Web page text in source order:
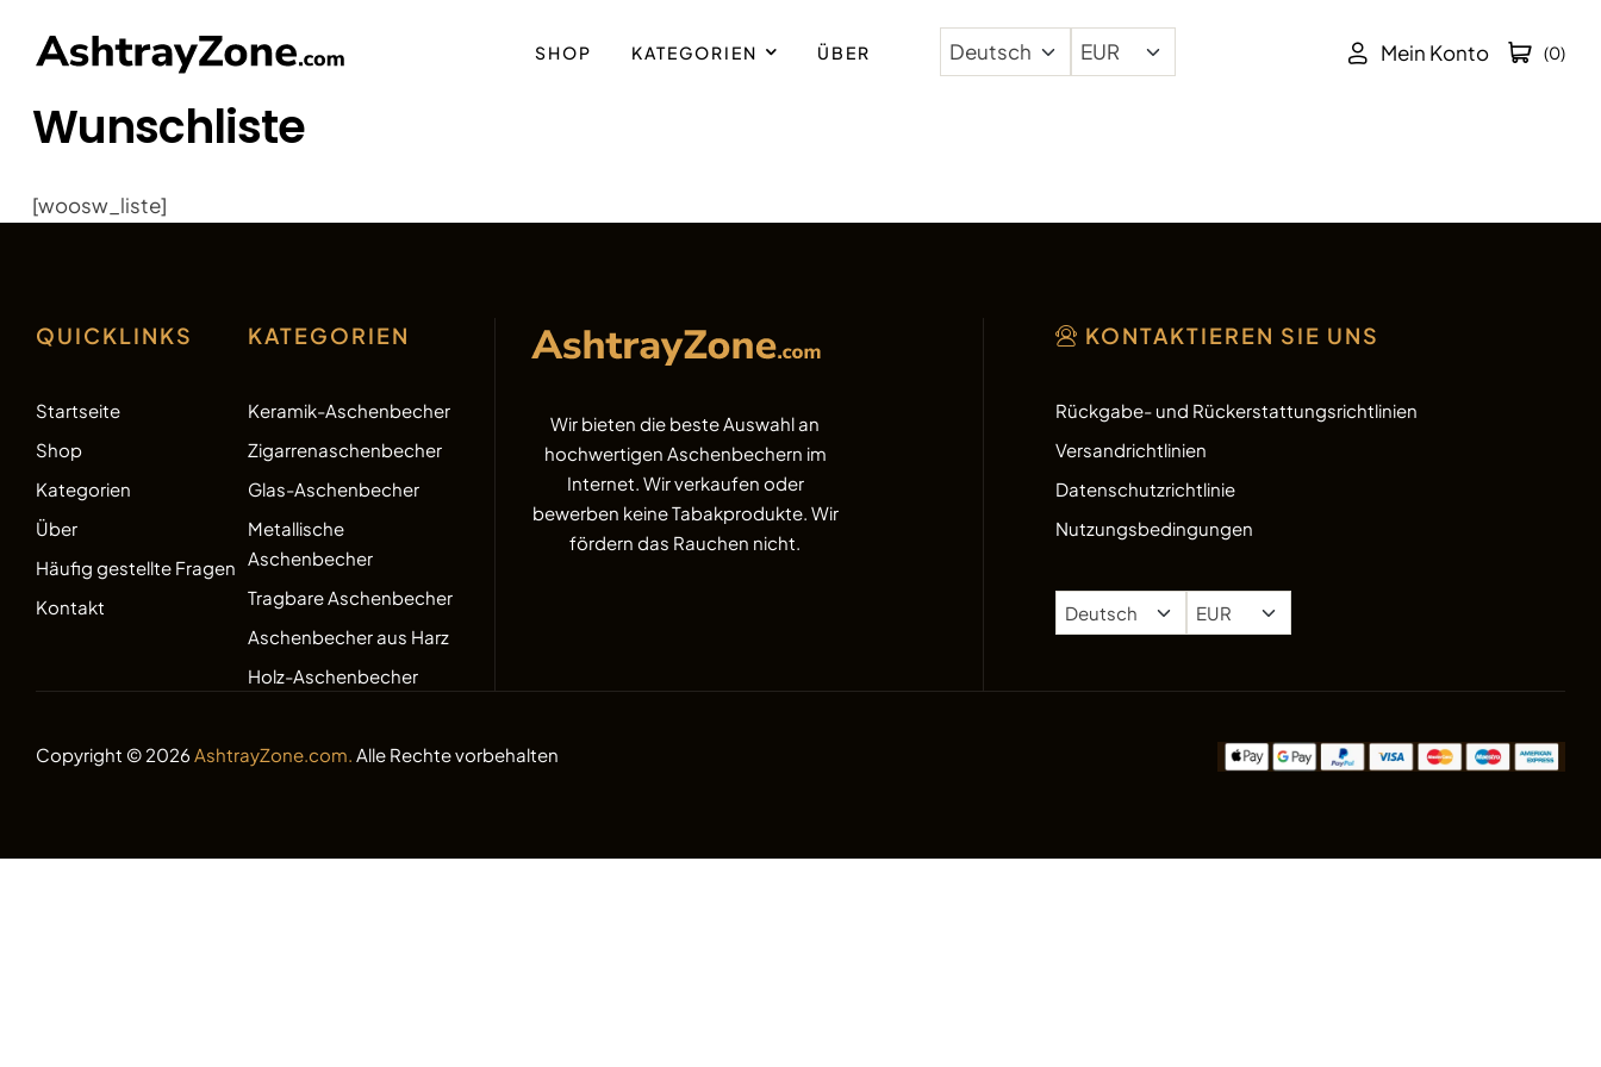
SHOP KATEGORIEN ÜBER Mein Konto (0)
Wunschliste
[woosw_liste]
QUICKLINKS
Startseite
Shop
Kategorien
Über
Häufig gestellte Fragen
Kontakt
KATEGORIEN
Keramik-Aschenbecher
Zigarrenaschenbecher
Glas-Aschenbecher
Metallische
Aschenbecher
Tragbare Aschenbecher
Aschenbecher aus Harz
Holz-Aschenbecher
Wir bieten die beste Auswahl an
hochwertigen Aschenbechern im
Internet. Wir verkaufen oder
bewerben keine Tabakprodukte. Wir
fördern das Rauchen nicht.
KONTAKTIEREN SIE UNS
Rückgabe- und Rückerstattungsrichtlinien
Versandrichtlinien
Datenschutzrichtlinie
Nutzungsbedingungen
Copyright © 2026 AshtrayZone.com. Alle Rechte vorbehalten